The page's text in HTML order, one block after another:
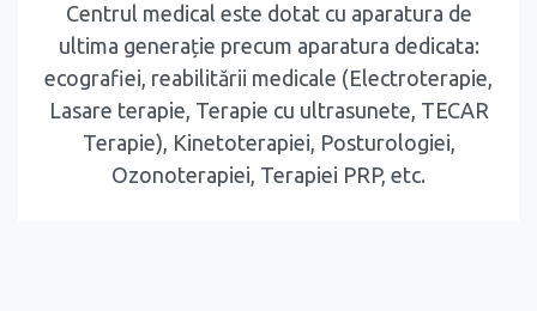
Centrul medical este dotat cu aparatura de
ultima generație precum aparatura dedicata:
ecografiei, reabilitării medicale (Electroterapie,
Lasare terapie, Terapie cu ultrasunete, TECAR
Terapie), Kinetoterapiei, Posturologiei,
Ozonoterapiei, Terapiei PRP, etc.